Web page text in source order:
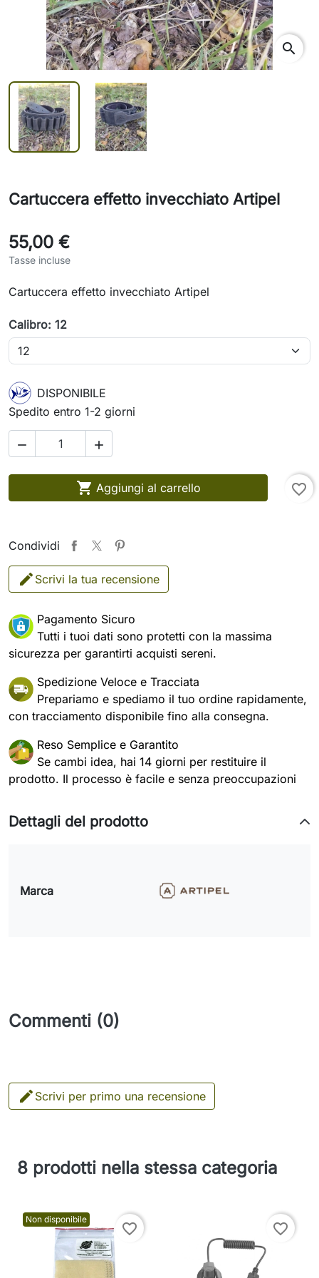
search
Cartuccera effetto invecchiato Artipel
55,00 €
Tasse incluse
Cartuccera effetto invecchiato Artipel
Calibro: 12
DISPONIBILE
Spedito entro 1-2 giorni
 
 Aggiungi al carrello favorite_border
Condividi
Scrivi la tua recensione
Pagamento Sicuro
Tutti i tuoi dati sono protetti con la massima
sicurezza per garantirti acquisti sereni.
Spedizione Veloce e Tracciata
Prepariamo e spediamo il tuo ordine rapidamente,
con tracciamento disponibile fino alla consegna.
Reso Semplice e Garantito
Se cambi idea, hai 14 giorni per restituire il
prodotto. Il processo è facile e senza preoccupazioni
Dettagli del prodotto
Marca
Commenti (0)
 Scrivi per primo una recensione
8 prodotti nella stessa categoria
Non disponibile
favorite_border favorite_border